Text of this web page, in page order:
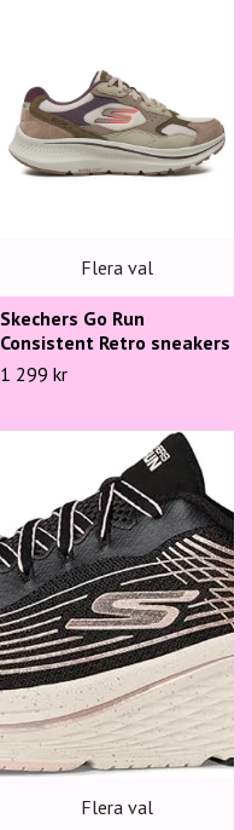
Flera val
Skechers Go Run
Consistent Retro sneakers
1 299 kr
Flera val